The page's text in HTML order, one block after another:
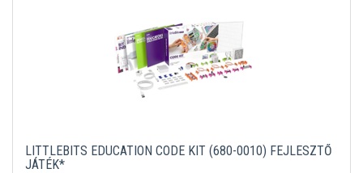
LITTLEBITS EDUCATION CODE KIT (680-0010) FEJLESZTŐ
JÁTÉK*